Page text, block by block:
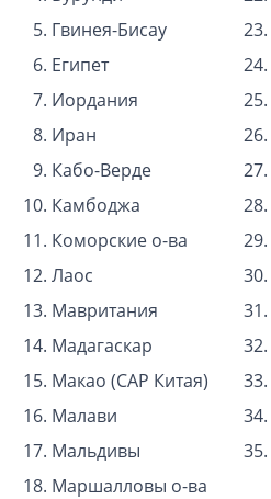
Гвинея-Бисау
Египет
Иордания
Иран
Кабо-Верде
Камбоджа
Коморские о-ва
Лаос
Мавритания
Мадагаскар
Макао (САР Китая)
Малави
Мальдивы
Маршалловы о-ва